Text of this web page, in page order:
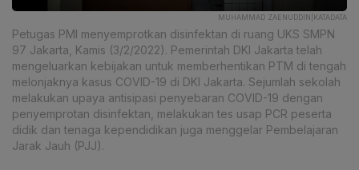
MUHAMMAD ZAENUDDIN|KATADATA
Petugas PMI menyemprotkan disinfektan di ruang UKS SMPN
97 Jakarta, Kamis (3/2/2022). Pemerintah DKI Jakarta telah
mengeluarkan kebijakan untuk memberhentikan PTM di tengah
melonjaknya kasus COVID-19 di DKI Jakarta. Sejumlah sekolah
melakukan upaya antisipasi penyebaran COVID-19 dengan
penyemprotan disinfektan, melakukan tes usap PCR peserta
didik dan tenaga kependidikan juga menggelar Pembelajaran
Jarak Jauh (PJJ).